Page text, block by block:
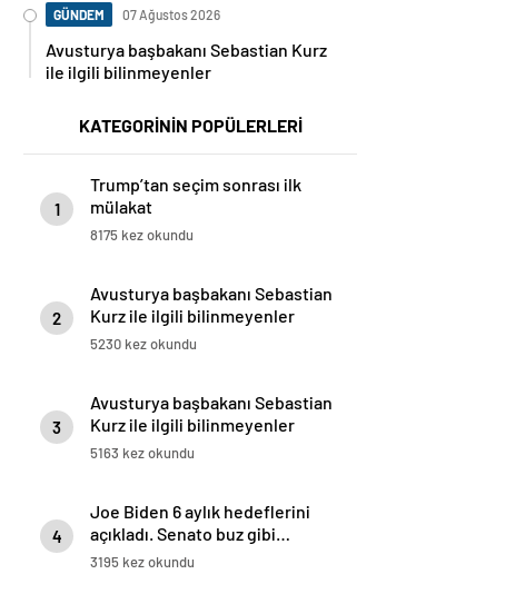
GÜNDEM 07 Ağustos 2026
Avusturya başbakanı Sebastian Kurz
ile ilgili bilinmeyenler
KATEGORİNİN POPÜLERLERİ
1
Trump’tan seçim sonrası ilk
mülakat
8175 kez okundu
2
Avusturya başbakanı Sebastian
Kurz ile ilgili bilinmeyenler
5230 kez okundu
3
Avusturya başbakanı Sebastian
Kurz ile ilgili bilinmeyenler
5163 kez okundu
4
Joe Biden 6 aylık hedeflerini
açıkladı. Senato buz gibi…
3195 kez okundu